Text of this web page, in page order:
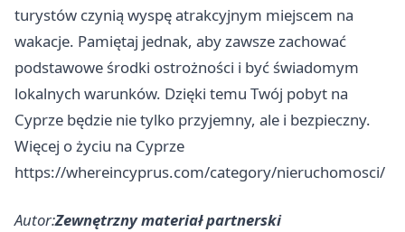
turystów czynią wyspę atrakcyjnym miejscem na
wakacje. Pamiętaj jednak, aby zawsze zachować
podstawowe środki ostrożności i być świadomym
lokalnych warunków. Dzięki temu Twój pobyt na
Cyprze będzie nie tylko przyjemny, ale i bezpieczny.
Więcej o życiu na Cyprze
https://whereincyprus.com/category/nieruchomosci/
Autor:Zewnętrzny materiał partnerski